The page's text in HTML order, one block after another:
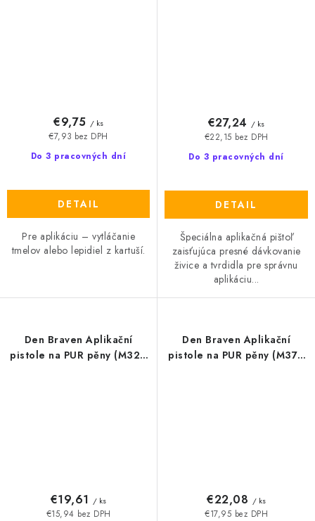
Do 3 pracovných dní
€7,93 bez DPH
€9,75 / ks
DETAIL
Pre aplikáciu – vytláčanie
tmelov alebo lepidiel z kartuší.
Do 3 pracovných dní
€22,15 bez DPH
€27,24 / ks
DETAIL
Špeciálna aplikačná pištoľ
zaisťujúca presné dávkovanie
živice a tvrdidla pre správnu
aplikáciu...
Den Braven Aplikační
pistole na PUR pěny (M320
€15,94 bez DPH
€19,61 / ks
Den Braven Aplikační
pistole na PUR pěny (M370
€17,95 bez DPH
€22,08 / ks